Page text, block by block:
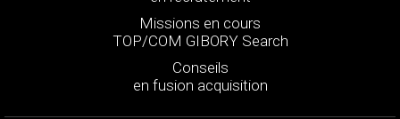
Missions en cours
TOP/COM GIBORY Search
Conseils
en fusion acquisition